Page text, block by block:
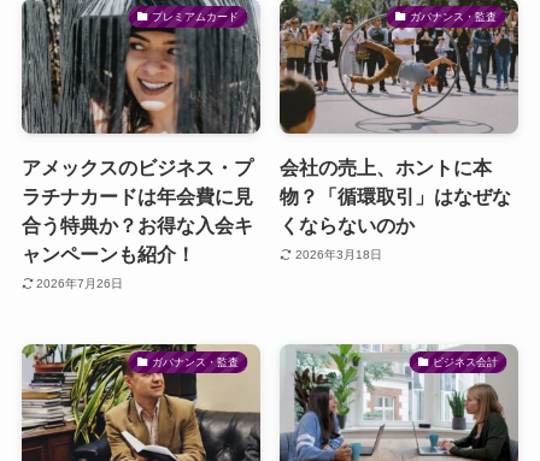
プレミアムカード
アメックスのビジネス・プ
ラチナカードは年会費に見
合う特典か？お得な入会キ
ャンペーンも紹介！
2026年7月26日
ガバナンス・監査
会社の売上、ホントに本
物？「循環取引」はなぜな
くならないのか
2026年3月18日
ガバナンス・監査 ビジネス会計